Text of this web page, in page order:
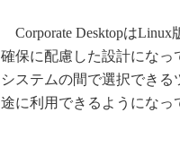
Corporate Desktopは
確保に配慮した設計になっ
システムの間で選択でき
途に利用できるようになっ